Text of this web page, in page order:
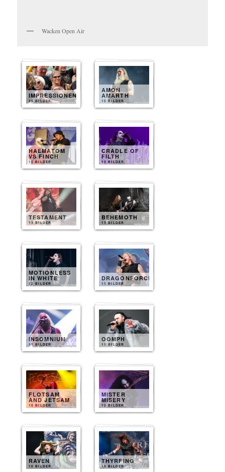
Wacken Open Air
IMPRESSIONEN
35 BILDER
AMON
AMARTH
15 BILDER
HAEMATOM
VS FINCH
15 BILDER
CRADLE OF
FILTH
13 BILDER
TESTAMENT
13 BILDER
BEHEMOTH
13 BILDER
MOTIONLESS
IN WHITE
12 BILDER
DRAGONFORCE
11 BILDER
INSOMNIUM
11 BILDER
OOMPH
11 BILDER
FLOTSAM
AND JETSAM
10 BILDER
MISTER
MISERY
10 BILDER
RAVEN
10 BILDER
THYRFING
10 BILDER